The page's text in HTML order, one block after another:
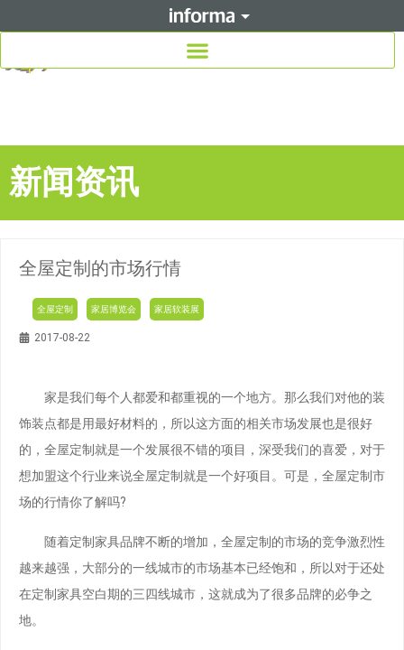
新闻资讯
全屋定制的市场行情
全屋定制 家居博览会 家居软装展
2017-08-22
家是我们每个人都爱和都重视的一个地方。那么我们对他的装
饰装点都是用最好材料的，所以这方面的相关市场发展也是很好
的，全屋定制就是一个发展很不错的项目，深受我们的喜爱，对于
想加盟这个行业来说全屋定制就是一个好项目。可是，全屋定制市
场的行情你了解吗?
随着定制家具品牌不断的增加，全屋定制的市场的竞争激烈性
越来越强，大部分的一线城市的市场基本已经饱和，所以对于还处
在定制家具空白期的三四线城市，这就成为了很多品牌的必争之
地。